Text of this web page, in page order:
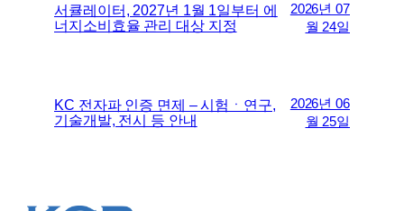
서큘레이터, 2027년 1월 1일부터 에
너지소비효율 관리 대상 지정
2026년 07
월 24일
KC 전자파 인증 면제 – 시험ㆍ연구,
기술개발, 전시 등 안내
2026년 06
월 25일